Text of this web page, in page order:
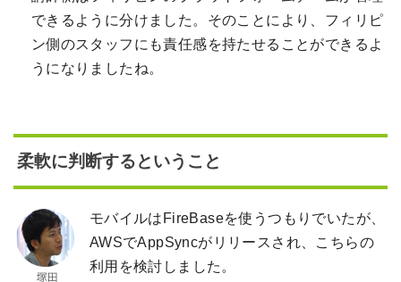
できるように分けました。そのことにより、フィリピ
ン側のスタッフにも責任感を持たせることができるよ
うになりましたね。
柔軟に判断するということ
モバイルはFireBaseを使うつもりでいたが、
AWSでAppSyncがリリースされ、こちらの
利用を検討しました。